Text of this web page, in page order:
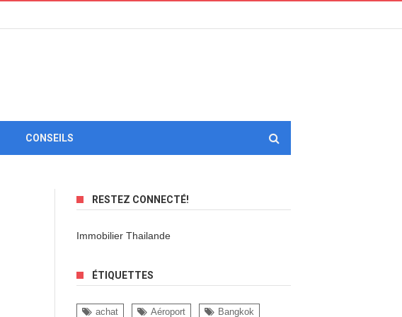
CONSEILS
RESTEZ CONNECTÉ!
Immobilier Thailande
ÉTIQUETTES
achat Aéroport Bangkok